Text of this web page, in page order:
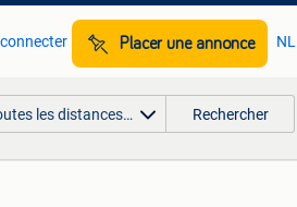
Placer une annonce NL
les distances… Rechercher